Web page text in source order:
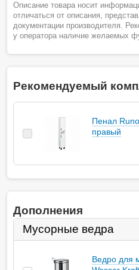
Описание товара носит
отличаться от описания,
документации производителя.
у оператора наличие желаемых
Рекомендуемый
Пенал
правый
Дополнения
Мусорные ведра
Ведро для